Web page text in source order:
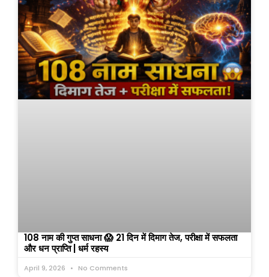
108 नाम की गुप्त साधना 😱 21 दिन में दिमाग तेज, परीक्षा में सफलता
और धन प्राप्ति | धर्म रहस्य
April 9, 2026 No Comments